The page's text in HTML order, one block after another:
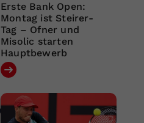
Erste Bank Open:
Montag ist Steirer-
Tag – Ofner und
Misolic starten
Hauptbewerb